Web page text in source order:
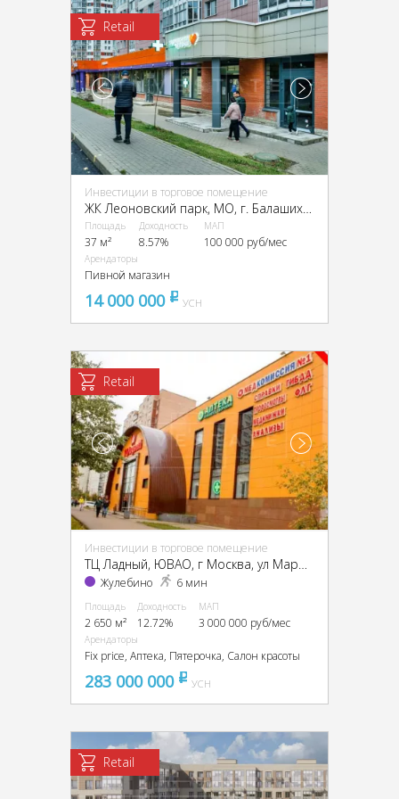
Retail
Инвестиции в торговое помещение
ЖК Леоновский парк, МО, г. Балашиха, мкрн. Кучино, Соловьёва ул., 2
Площадь
37 м²
Доходность
8.57%
МАП
100 000 руб/мес
Арендаторы
Пивной магазин
14 000 000 pуб
УСН
Retail
Инвестиции в торговое помещение
Жулебино 6 мин
Площадь
2 650 м²
Доходность
12.72%
МАП
3 000 000 руб/мес
Арендаторы
Fix price, Аптека, Пятерочка, Салон красоты
283 000 000 pуб
УСН
Retail